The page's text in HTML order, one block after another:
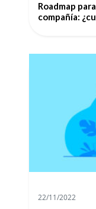
Roadmap
compañía:
22/11/2022